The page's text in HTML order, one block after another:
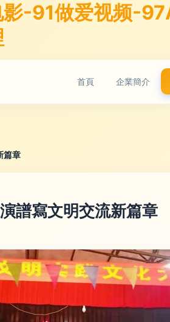
-91做爱视频-
首頁 企業簡介
篇章
譜寫文明交流新篇章